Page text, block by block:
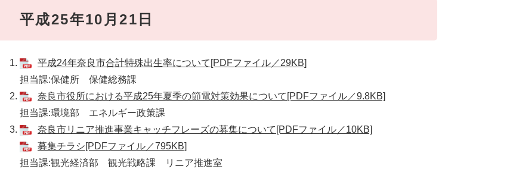
平成25年10月21日
平成24年奈良市合計特殊出生率について[PDFファイル／29KB]
担当課:保健所 保健総務課
奈良市役所における平成25年夏季の節電対策効果について[PDFファイル／9.8KB]
担当課:環境部 エネルギー政策課
奈良市リニア推進事業キャッチフレーズの募集について[PDFファイル／10KB]
募集チラシ[PDFファイル／795KB]
担当課:観光経済部 観光戦略課 リニア推進室